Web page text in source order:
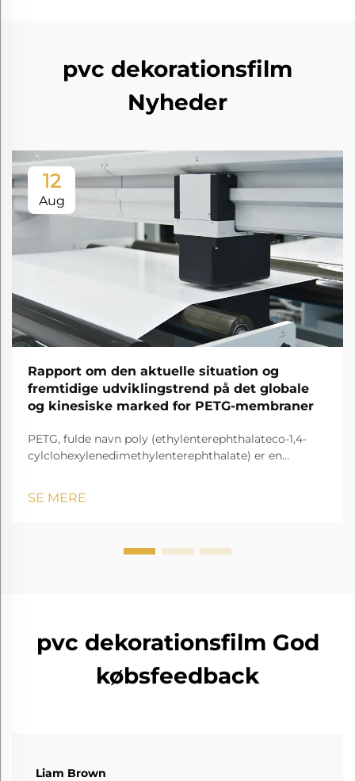
pvc dekorationsfilm
Nyheder
12
Aug
Rapport om den aktuelle situation og
fremtidige udviklingstrend på det globale
og kinesiske marked for PETG-membraner
PETG, fulde navn poly (ethylenterephthalateco-1,4-
cylclohexylenedimethylenterephthalate) er en
SE MERE
pvc dekorationsfilm God
købsfeedback
Liam Brown